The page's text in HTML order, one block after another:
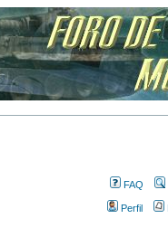
FAQ
Perfil